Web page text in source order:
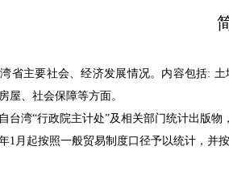
省主要社会、经济发展情况。内容包括: 土
屋、社会保障等方面。
台湾“行政院主计处”及相关部门统计出版
1 月起按照一般贸易制度口径予以统计，并